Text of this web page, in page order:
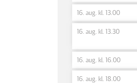
16. aug. kl. 13.00
16. aug. kl. 13.30
16. aug. kl. 16.00
16. aug. kl. 18.00